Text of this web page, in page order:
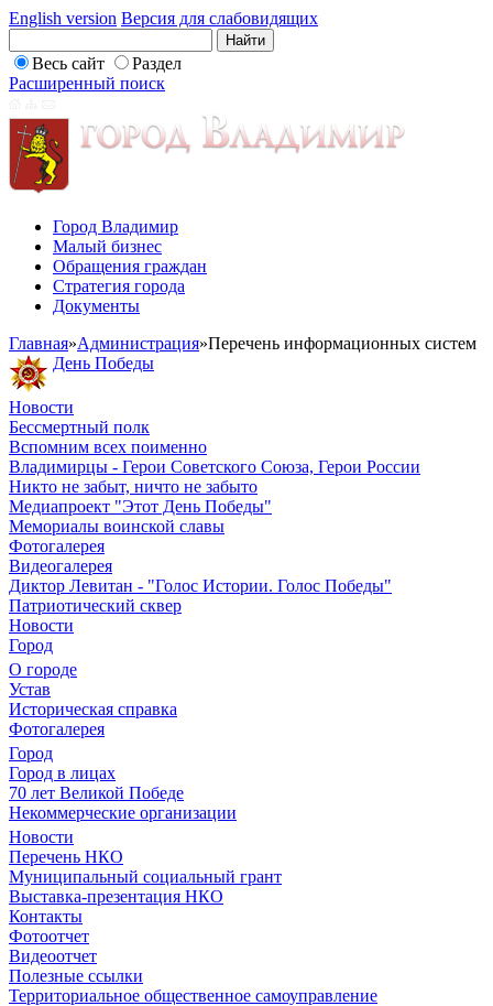
English version Версия для слабовидящих
Весь сайт
Раздел
Расширенный поиск
Город Владимир
Малый бизнес
Обращения граждан
Стратегия города
Документы
Главная»Администрация»Перечень информационных систем
День Победы
Новости
Бессмертный полк
Вспомним всех поименно
Владимирцы - Герои Советского Союза, Герои России
Никто не забыт, ничто не забыто
Медиапроект "Этот День Победы"
Мемориалы воинской славы
Фотогалерея
Видеогалерея
Диктор Левитан - "Голос Истории. Голос Победы"
Патриотический сквер
Новости
Город
О городе
Устав
Историческая справка
Фотогалерея
Город
Город в лицах
70 лет Великой Победе
Некоммерческие организации
Новости
Перечень НКО
Муниципальный социальный грант
Выставка-презентация НКО
Контакты
Фотоотчет
Видеоотчет
Полезные ссылки
Территориальное общественное самоуправление